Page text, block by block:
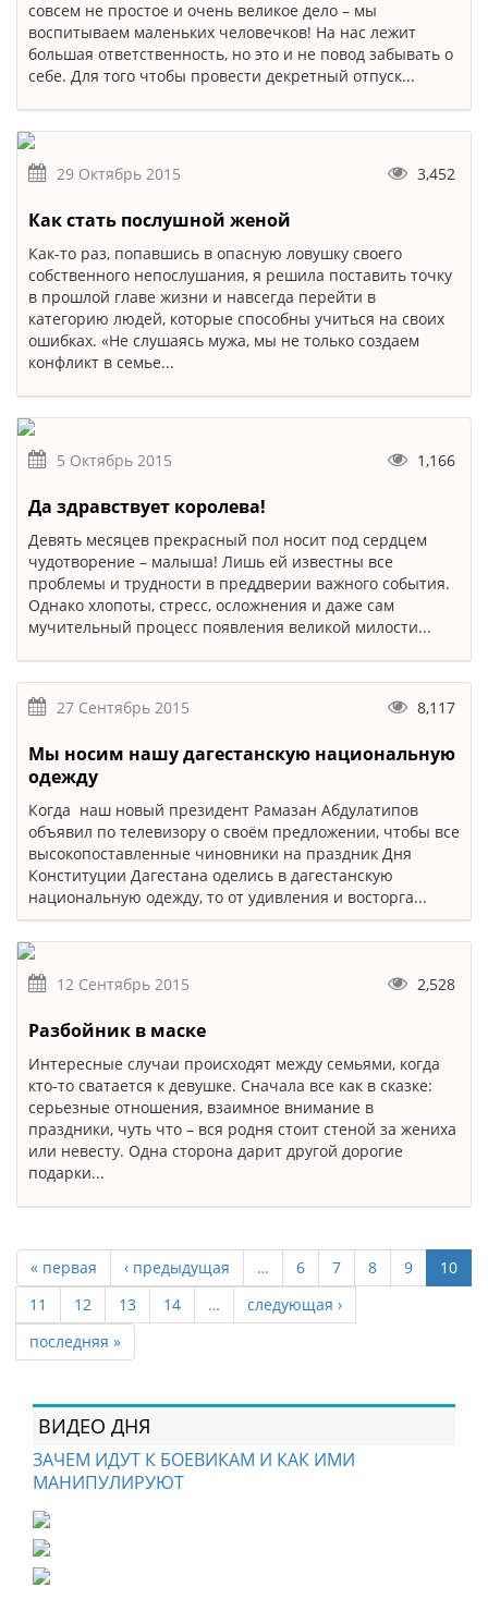
совсем не простое и очень великое дело – мы
воспитываем маленьких человечков! На нас лежит
большая ответственность, но это и не повод забывать о
себе. Для того чтобы провести декретный отпуск...
29 Октябрь 2015 3,452
Как стать послушной женой
Как-то раз, попавшись в опасную ловушку своего
собственного непослушания, я решила поставить точку
в прошлой главе жизни и навсегда перейти в
категорию людей, которые способны учиться на своих
ошибках. «Не слушаясь мужа, мы не только создаем
конфликт в семье...
5 Октябрь 2015 1,166
Да здравствует королева!
Девять месяцев прекрасный пол носит под сердцем
чудотворение – малыша! Лишь ей известны все
проблемы и трудности в преддверии важного события.
Однако хлопоты, стресс, осложнения и даже сам
мучительный процесс появления великой милости...
27 Сентябрь 2015 8,117
Мы носим нашу дагестанскую национальную
одежду
Когда наш новый президент Рамазан Абдулатипов
объявил по телевизору о своём предложении, чтобы все
высокопоставленные чиновники на праздник Дня
Конституции Дагестана оделись в дагестанскую
национальную одежду, то от удивления и восторга...
12 Сентябрь 2015 2,528
Разбойник в маске
Интересные случаи происходят между семьями, когда
кто-то сватается к девушке. Сначала все как в сказке:
серьезные отношения, взаимное внимание в
праздники, чуть что – вся родня стоит стеной за жениха
или невесту. Одна сторона дарит другой дорогие
подарки...
« первая ‹ предыдущая … 6 7 8 9
10
11
12 13 14 …
следующая ›
последняя »
ВИДЕО ДНЯ
ЗАЧЕМ ИДУТ К БОЕВИКАМ И КАК ИМИ
МАНИПУЛИРУЮТ